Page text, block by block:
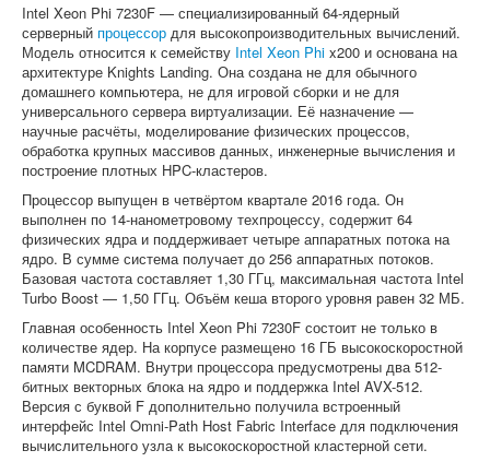
Intel Xeon Phi 7230F — специализированный 64-ядерный
серверный процессор для высокопроизводительных вычислений.
Модель относится к семейству Intel Xeon Phi x200 и основана на
архитектуре Knights Landing. Она создана не для обычного
домашнего компьютера, не для игровой сборки и не для
универсального сервера виртуализации. Её назначение —
научные расчёты, моделирование физических процессов,
обработка крупных массивов данных, инженерные вычисления и
построение плотных HPC-кластеров.
Процессор выпущен в четвёртом квартале 2016 года. Он
выполнен по 14-нанометровому техпроцессу, содержит 64
физических ядра и поддерживает четыре аппаратных потока на
ядро. В сумме система получает до 256 аппаратных потоков.
Базовая частота составляет 1,30 ГГц, максимальная частота Intel
Turbo Boost — 1,50 ГГц. Объём кеша второго уровня равен 32 МБ.
Главная особенность Intel Xeon Phi 7230F состоит не только в
количестве ядер. На корпусе размещено 16 ГБ высокоскоростной
памяти MCDRAM. Внутри процессора предусмотрены два 512-
битных векторных блока на ядро и поддержка Intel AVX-512.
Версия с буквой F дополнительно получила встроенный
интерфейс Intel Omni-Path Host Fabric Interface для подключения
вычислительного узла к высокоскоростной кластерной сети.